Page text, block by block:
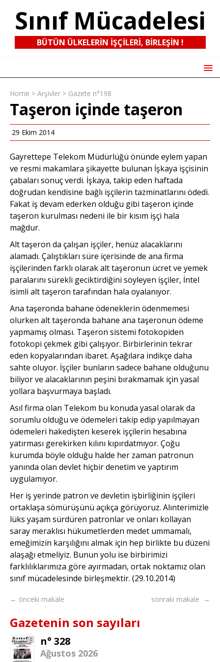
Sınıf Mücadelesi
BÜTÜN ÜLKELERIN IŞÇILERI, BIRLEŞIN !
Home > Arşivler > Gazete n°198
Taşeron içinde taşeron
29 Ekim 2014
Gayrettepe Telekom Müdürlüğü önünde eylem yapan
ve resmi makamlara şikayette bulunan İşkaya işçisinin
çabaları sonuç verdi. İşkaya, takip eden haftada
doğrudan kendisine bağlı işçilerin tazminatlarını ödedi.
Fakat iş devam ederken olduğu gibi taşeron içinde
taşeron kurulması nedeni ile bir kısım işçi hala
mağdur.
Alt taşeron da çalışan işçiler, henüz alacaklarını
alamadı. Çalıştıkları süre içerisinde de ana firma
işçilerinden farklı olarak alt taşeronun ücret ve yemek
paralarını sürekli geciktirdiğini söyleyen işçiler, İntel
isimli alt taşeron tarafından hala oyalanıyor.
Ana taşeronda bahane ödeneklerin ödenmemesi
olurken alt taşeronda bahane ana taşeronun ödeme
yapmamış olması. Taşeron sistemi fotokopiden
fotokopi çekmek gibi çalışıyor. Birbirlerinin tekrar
eden kopyalarından ibaret. Aşağılara indikçe daha
sahte oluyor. İşçiler bunların sadece bahane olduğunu
biliyor ve alacaklarının peşini bırakmamak için yasal
yollara başvurmaya başladı.
Asıl firma olan Telekom bu konuda yasal olarak da
sorumlu olduğu ve ödemeleri takip edip yapılmayan
ödemeleri hakedişten keserek işçilerin hesabına
yatırması gerekirken kılını kıpırdatmıyor. Çoğu
kurumda böyle olduğu halde her zaman patronun
yanında olan devlet hiçbir denetim ve yaptırım
uygulamıyor.
Her iş yerinde patron ve devletin işbirliğinin işçileri
ortaklaşa sömürüşünü açıkça görüyoruz. Alınterimizle
lüks yaşam sürdüren patronlar ve onları kollayan
saray meraklısı hükumetlerden medet ummamalı,
emeğimizin karşılığını almak için hep birlikte bu düzeni
alaşağı etmeliyiz. Bunun yolu ise birbi­rimizi
farklılıklarımıza göre ayırmadan, ortak noktamız olan
sınıf mücadelesinde birleşmektir. (29.10.2014)
← önceki makale sonraki makale →
Gazetenin son sayıları
n° 328
Ağustos 2026